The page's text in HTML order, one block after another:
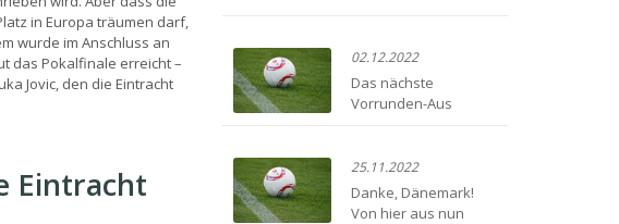
in Europa träumen darf,
wurde im Anschluss an
das Pokalfinale erreicht –
Jovic, den die Eintracht
Eintracht
02.12.2022
Das nächste
Vorrunden-Aus
25.11.2022
Danke, Dänemark!
Von hier aus nun